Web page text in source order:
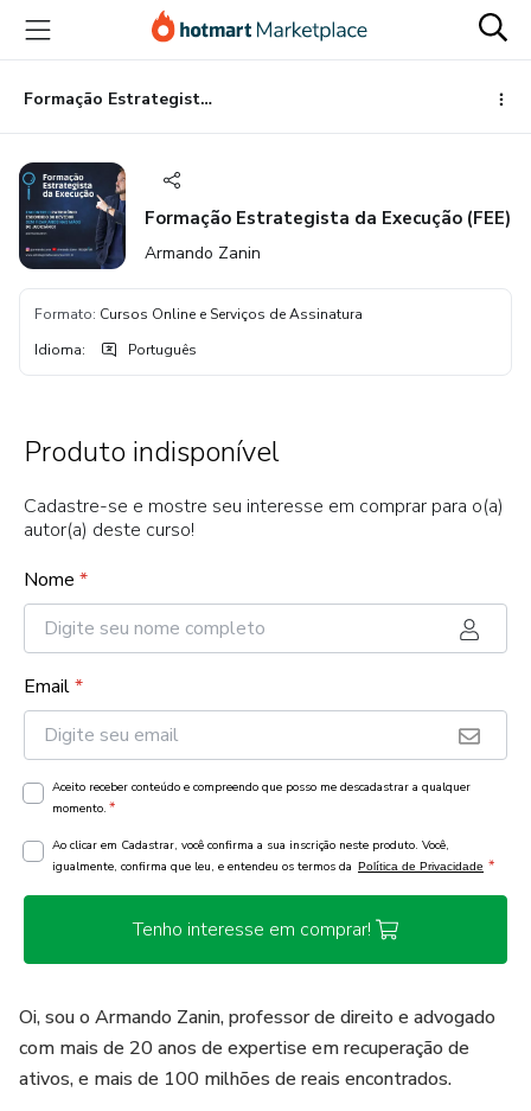
para
conteúdo
principal
para
pagamento
para
rodapé
Formação Estrategista da Execução (FEE)
Formação Estrategista da Execução (FEE)
Armando Zanin
Formato: Cursos Online e Serviços de Assinatura
Idioma: Português
Produto indisponível
Cadastre-se e mostre seu interesse em comprar para o(a)
autor(a) deste curso!
Nome *
Email*
Aceito receber conteúdo e compreendo que posso me descadastrar a qualquer
momento. *
Ao clicar em Cadastrar, você confirma a sua inscrição neste produto. Você,
igualmente, confirma que leu, e entendeu os termos da Política de Privacidade *
Tenho interesse em comprar!
Oi, sou o Armando Zanin, professor de direito e advogado
com mais de 20 anos de expertise em recuperação de
ativos, e mais de 100 milhões de reais encontrados.